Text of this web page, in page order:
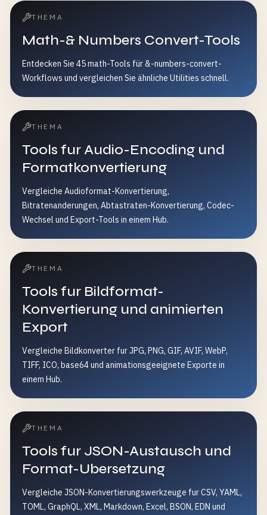
THEMA
Math-& Numbers Convert-Tools
Entdecken Sie 45 math-Tools für &-numbers-convert-
Workflows und vergleichen Sie ähnliche Utilities schnell.
THEMA
Tools fur Audio-Encoding und
Formatkonvertierung
Vergleiche Audioformat-Konvertierung,
Bitratenanderungen, Abtastraten-Konvertierung, Codec-
Wechsel und Export-Tools in einem Hub.
THEMA
Tools fur Bildformat-
Konvertierung und animierten
Export
Vergleiche Bildkonverter fur JPG, PNG, GIF, AVIF, WebP,
TIFF, ICO, base64 und animationsgeeignete Exporte in
einem Hub.
THEMA
Tools fur JSON-Austausch und
Format-Ubersetzung
Vergleiche JSON-Konvertierungswerkzeuge fur CSV, YAML,
TOML, GraphQL, XML, Markdown, Excel, BSON, EDN und